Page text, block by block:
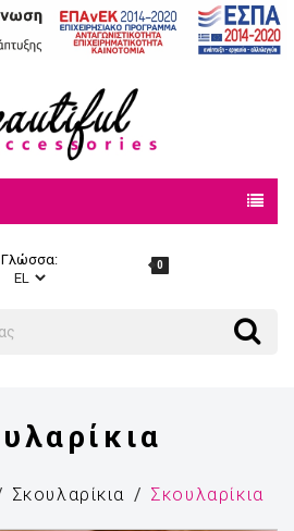
Γλώσσα: 0
Search
Σκουλαρίκια Σκουλαρίκια